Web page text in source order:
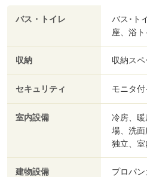
バス・トイレ
バス･ト
座、浴ト
収納 収納ス
セキュリティ モニタ
室内設備
冷房、
場、洗
独立、
建物設備 プロパン